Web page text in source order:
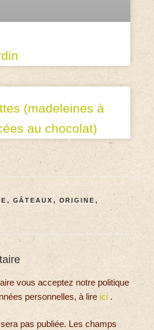
(madeleines à
au chocolat)
, GÂTEAUX , ORIGINE ,
vous acceptez notre politique
personnelles, à lire ici .
pas publiée. Les champs